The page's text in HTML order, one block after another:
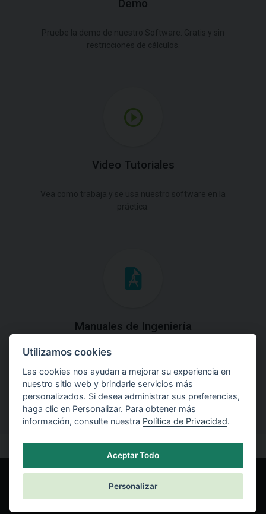
Demo
Video Tutoriales
Manuales de Ingeniería
Descargue los Manuales de Ingeniería con las teorías y
explicaciones prácticas del uso de software.
Utilizamos cookies
Las cookies nos ayudan a mejorar su experiencia en
nuestro sitio web y brindarle servicios más
personalizados. Si desea administrar sus preferencias,
haga clic en Personalizar. Para obtener más
información, consulte nuestra Política de Privacidad.
Aceptar Todo
Personalizar